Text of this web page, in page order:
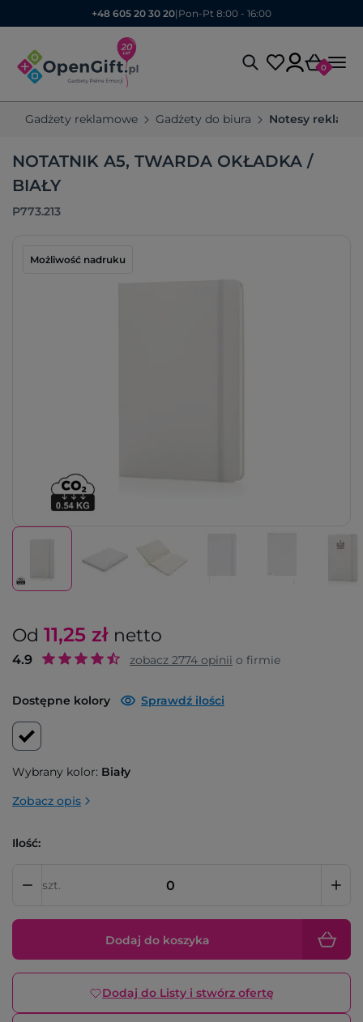
+48 605 20 30 20| Pon-Pt 8:00 - 16:00
0
Gadżety reklamowe Gadżety do biura Notesy
NOTATNIK A5, TWARDA OKŁADKA /
BIAŁY
P773.213
Możliwość nadruku
Od 11,25 zł netto
4.9 zobacz 2774 opinii o firmie
Dostępne kolory Sprawdź ilości
Wybrany kolor: Biały
Zobacz opis
Ilość:
szt.
Dodaj do koszyka
Dodaj do Listy i stwórz ofertę